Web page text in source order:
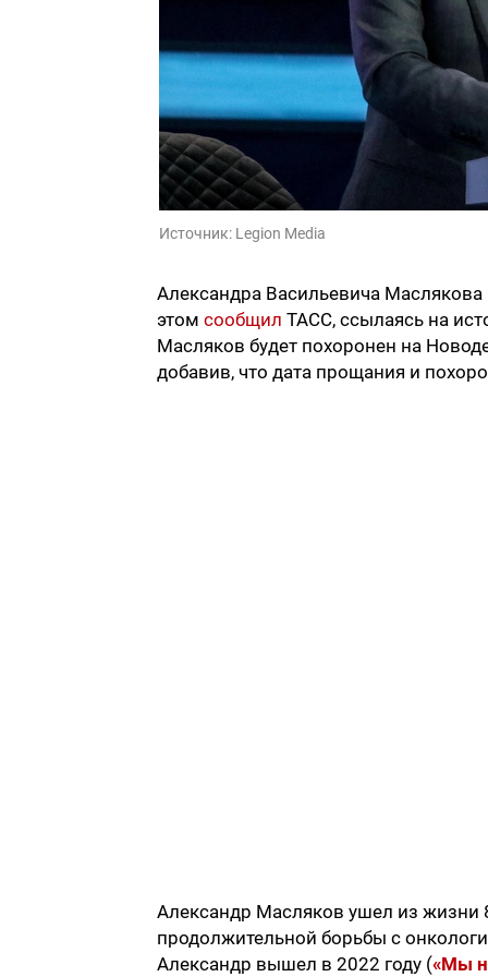
Источник: Legion Media
Александра Васильевича
этом сообщил ТАСС, ссылаясь на
Масляков будет похоронен на
добавив, что дата прощания и
Александр Масляков ушел из жизни
продолжительной борьбы с
Александр вышел в 2022 году («Мы